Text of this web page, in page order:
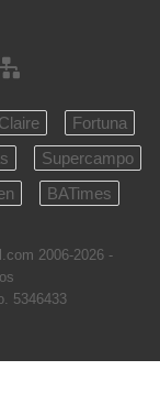
Fortuna
Supercampo
BATimes
2006-2026 -
5346433